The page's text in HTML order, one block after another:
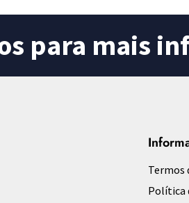
para mais
Termos
Política